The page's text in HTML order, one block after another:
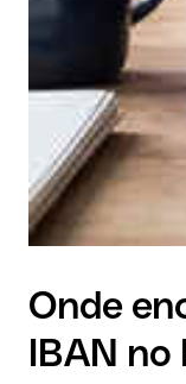
Onde
IBAN no